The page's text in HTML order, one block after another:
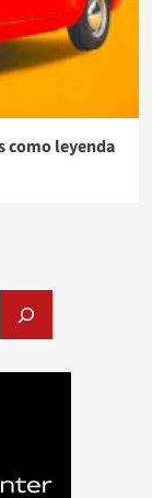
como leyenda